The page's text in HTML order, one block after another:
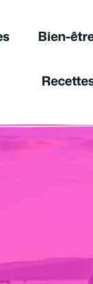
Bien-